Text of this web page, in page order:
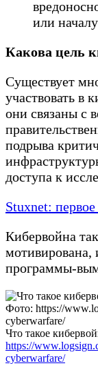
или
Какова цель
Существует
участвовать в
они связаны с
подрыва
доступа к
Stuxnet:
Кибервойна
мотивирована,
программы-
Что такое
https://
cyberwarfare/